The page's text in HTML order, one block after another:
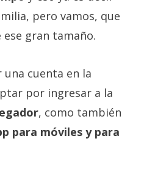
pero vamos, que
gran tamaño.
una cuenta en la
por ingresar a la
, como también
para móviles y para